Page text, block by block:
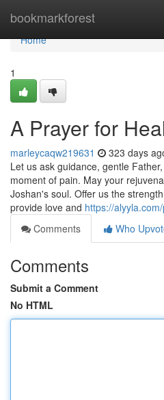
bookmarkforest
Home
Home
1
A Prayer for
marleycaqw219631 323 days
Let us ask guidance, gentle
moment of pain. May your
Joshan's soul. Offer us the
provide love and https://
Comments
Who
Comments
Submit a Comment
No HTML